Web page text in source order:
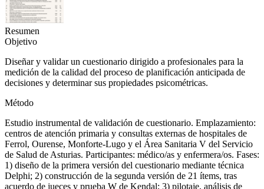
Resumen
Objetivo
Diseñar y validar un cuestionario dirigido a profesionales para la
medición de la calidad del proceso de planificación anticipada de
decisiones y determinar sus propiedades psicométricas.
Método
Estudio instrumental de validación de cuestionario. Emplazamiento:
centros de atención primaria y consultas externas de hospitales de
Ferrol, Ourense, Monforte-Lugo y el Área Sanitaria V del Servicio
de Salud de Asturias. Participantes: médico/as y enfermera/os. Fases:
1) diseño de la primera versión del cuestionario mediante técnica
Delphi; 2) construcción de la segunda versión de 21 ítems, tras
acuerdo de jueces y prueba W de Kendal; 3) pilotaje, análisis de